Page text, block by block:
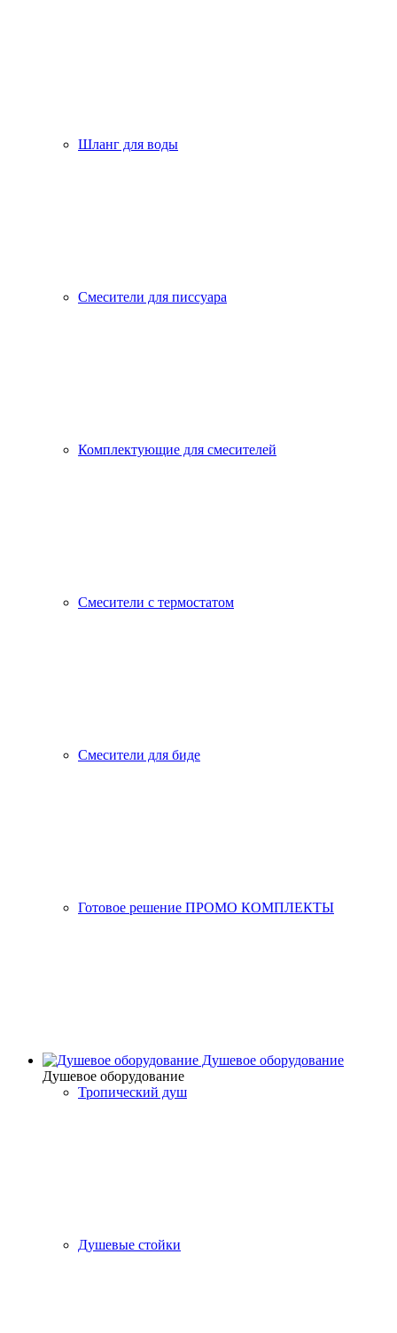
Шланг для воды
Смесители для писсуара
Комплектующие для смесителей
Смесители с термостатом
Смесители для биде
Готовое решение ПРОМО КОМПЛЕКТЫ
Душевое оборудование
Душевое оборудование
Тропический душ
Душевые стойки